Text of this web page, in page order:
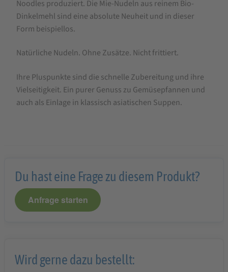
Mie-
Noodles
Dinkel
Noodles produziert. Die Mie-Nudeln aus reinem Bio-
Dinkelmehl sind eine absolute Neuheit und in dieser
Form beispiellos.
Natürliche Nudeln. Ohne Zusätze. Nicht frittiert.
Ihre Pluspunkte sind die schnelle Zubereitung und ihre
Vielseitigkeit. Ein purer Genuss zu Gemüsepfannen und
auch als Einlage in klassisch asiatischen Suppen.
Du hast eine Frage zu diesem Produkt?
Anfrage starten
Wird gerne dazu bestellt: